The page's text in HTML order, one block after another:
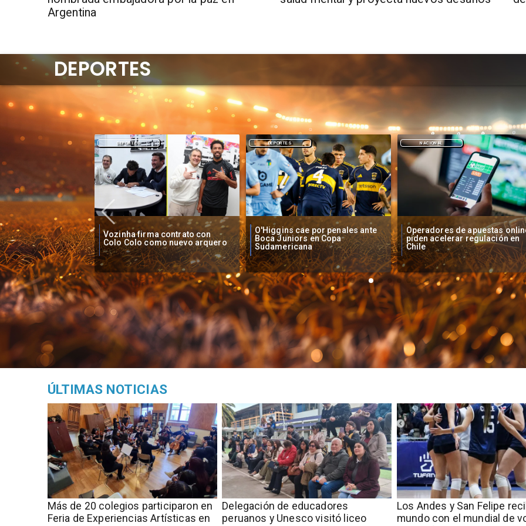
Argentina
contrato con
nuevo arquero
O'Higgins cae por penales ante
Boca Juniors en Copa
Sudamericana
DEPORTES
Operadores de apuestas online
piden acelerar regulación en
Chile
NACIONAL
Fallece Lucy López Cruz,
primera medallista chilena en
Juegos Panamericanos
DEPORTES
DEPORTES
ÚLTIMAS NOTICIAS
Más de 20 colegios participaron en
Feria de Experiencias Artísticas en
Delegación de educadores
peruanos y Unesco visitó liceo
​​Los Andes y San Felipe
mundo con el mundial de